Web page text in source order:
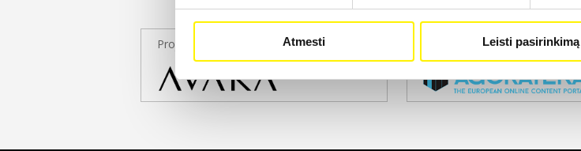
Atmesti Leisti pasirinkimą
Projekto partneris Projekto partneris